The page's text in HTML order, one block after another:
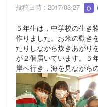
投稿日時 : 2017/03/27
５年生は，中学校の生き
作りました。お米の動き
たりしながら炊きあがり
が２個届いています。５
岸へ行き，海を見ながら